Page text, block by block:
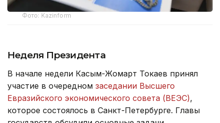
Фото: Kazinform
Неделя Президента
В начале недели Касым-Жомарт Токаев принял
участие в очередном заседании Высшего
Евразийского экономического совета (ВЕЭС),
которое состоялось в Санкт-Петербурге. Главы